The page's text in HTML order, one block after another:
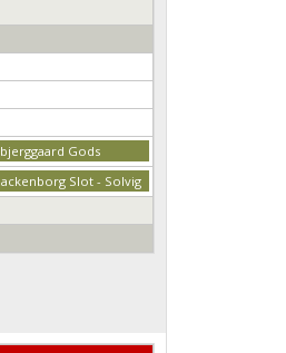
Gods
Slot - Solvig